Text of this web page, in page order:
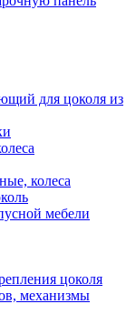
для цоколя из
колеса
мебели
цоколя
механизмы